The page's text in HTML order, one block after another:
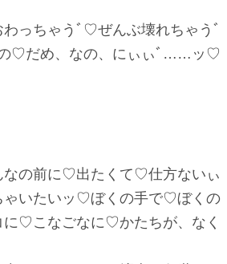
ちゃうﾞ♡ぜんぶ壊れちゃうﾞ
♡だめ、なの、にぃぃﾞ……ッ♡
の前に♡出たくて♡仕方ないぃ
いたいッ♡ぼくの手で♡ぼくの
♡こなごなに♡かたちが、なく